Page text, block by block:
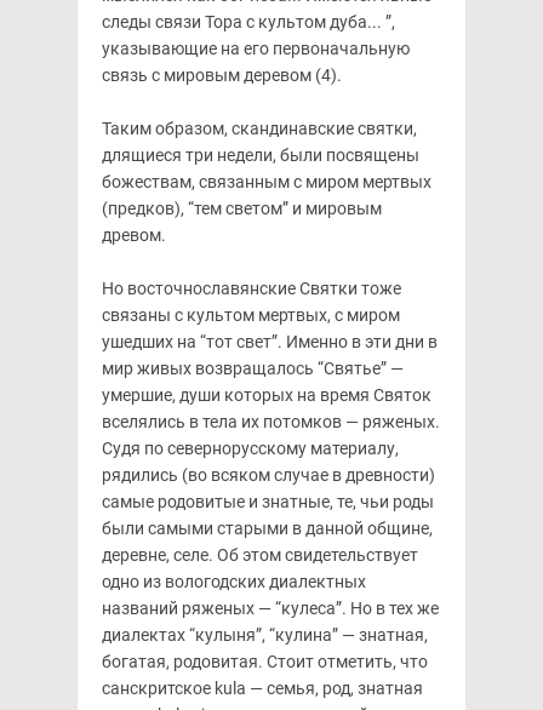
следы связи Тора с культом дуба... ”,
указывающие на его первоначальную
связь с мировым деревом (4).
Таким образом, скандинавские святки,
длящиеся три недели, были посвящены
божествам, связанным с миром мертвых
(предков), “тем светом” и мировым
древом.
Но восточнославянские Святки тоже
связаны с культом мертвых, с миром
ушедших на “тот свет”. Именно в эти дни в
мир живых возвращалось “Святье” —
умершие, души которых на время Святок
вселялись в тела их потомков — ряженых.
Судя по севернорусскому материалу,
рядились (во всяком случае в древности)
самые родовитые и знатные, те, чьи роды
были самыми старыми в данной общине,
деревне, селе. Об этом свидетельствует
одно из вологодских диалектных
названий ряженых — “кулеса”. Но в тех же
диалектах “кулыня”, “кулина” — знатная,
богатая, родовитая. Стоит отметить, что
санскритское kula — семья, род, знатная